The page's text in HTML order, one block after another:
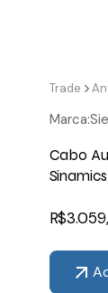
Trade
Marca:
Cabo
R$